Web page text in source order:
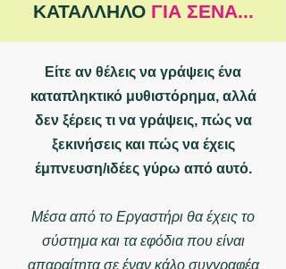
ΚΑΤΑΛΛΗΛΟ ΓΙΑ ΣΕΝΑ...
Είτε αν θέλεις να γράψεις ένα
καταπληκτικό μυθιστόρημα, αλλά
δεν ξέρεις τι να γράψεις, πώς να
ξεκινήσεις και πώς να έχεις
έμπνευση/ιδέες γύρω από αυτό.
Μέσα από το Εργαστήρι θα έχεις το
σύστημα και τα εφόδια που είναι
απαραίτητα σε έναν κάλο συγγραφέα